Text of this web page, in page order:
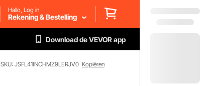
Hallo, Log in
Rekening & Bestelling
Download de VEVOR app
SKU: JSFL41INCHMZ9LERJV0 Kopiëren